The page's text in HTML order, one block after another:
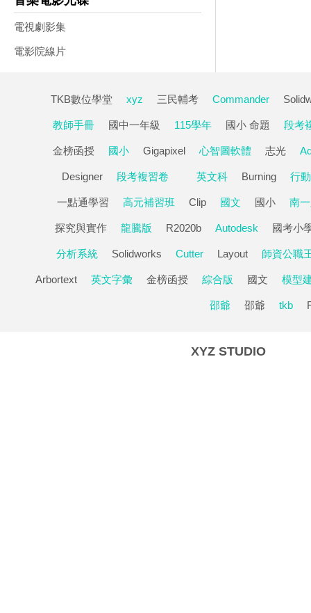
電視劇影集
電影院線片
TKB數位學堂 xyz 三民輔考 Commander
教師手冊 國中一年級 115學年 國小 命題 段考
金榜函授 國小 Gigapixel 心智圖軟體 志光
Designer 段考複習卷 英文科 Burning 行
一點通學習 高元補習班 Clip 國文 國小 南
探究與實作 龍騰版 R2020b Autodesk 國考小
分析系統 Solidworks Cutter Layout 師資公職
Arbortext 英文字彙 金榜函授 綜合版 國文 模型
邵爺 邵爺 tkb
XYZ STUDIO